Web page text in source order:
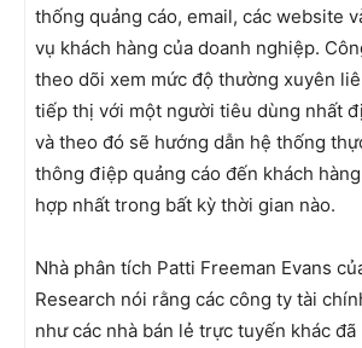
thống quảng cáo, email, các website
vụ khách hàng của doanh nghiệp.
theo dõi xem mức độ thường xuyên
tiếp thị với một người tiêu dùng nhất
và theo đó sẽ hướng dẫn hệ thống
thông điệp quảng cáo đến khách
hợp nhất trong bất kỳ thời gian nào.
Nhà phân tích Patti Freeman Evans
Research nói rằng các công ty tài
như các nhà bán lẻ trực tuyến khác